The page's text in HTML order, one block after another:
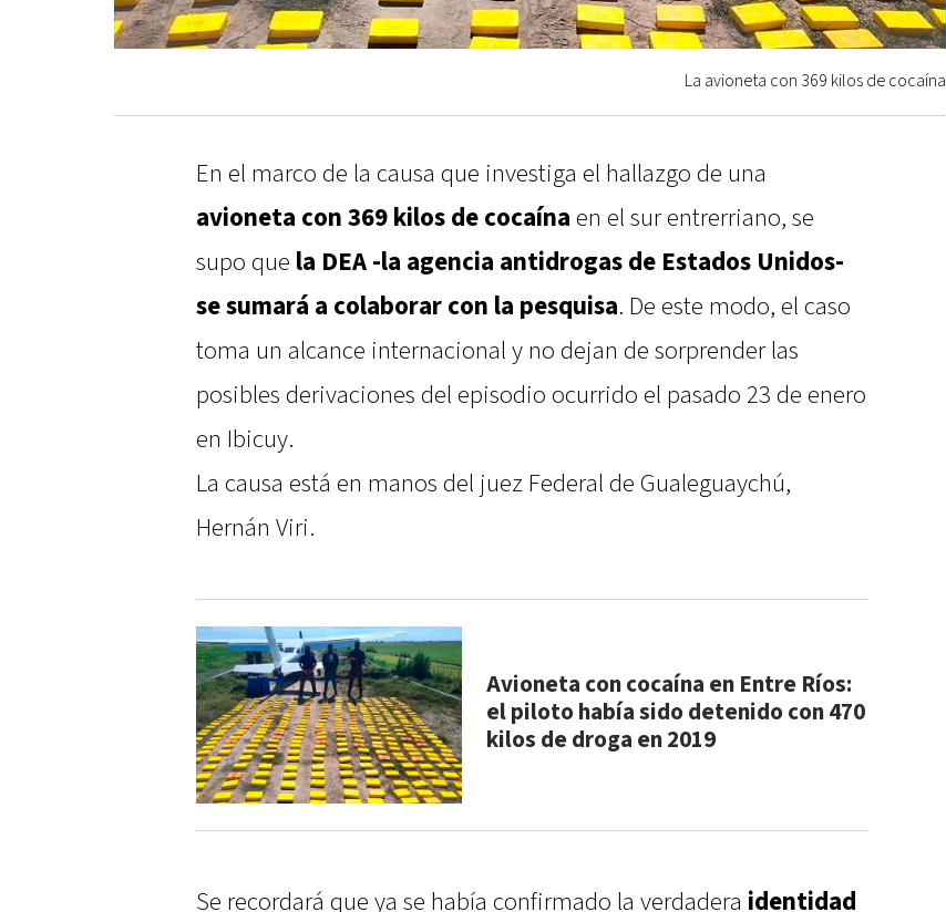
La avioneta con 369 kilos de cocaína
En el marco de la causa que investiga el hallazgo de una
avioneta con 369 kilos de cocaína en el sur entrerriano, se
supo que la DEA -la agencia antidrogas de Estados Unidos-
se sumará a colaborar con la pesquisa. De este modo, el caso
toma un alcance internacional y no dejan de sorprender las
posibles derivaciones del episodio ocurrido el pasado 23 de enero
en Ibicuy.
La causa está en manos del juez Federal de Gualeguaychú,
Hernán Viri.
Avioneta con cocaína en Entre Ríos:
el piloto había sido detenido con 470
kilos de droga en 2019
Se recordará que ya se había confirmado la verdadera identidad